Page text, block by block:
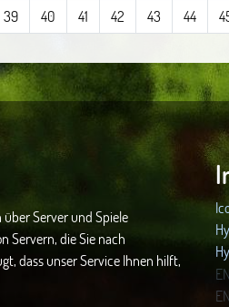
39 40 41 42 43 44
Server und Spiele
Servern, die Sie nach
dass unser Service Ihnen hilft,
EN
EN